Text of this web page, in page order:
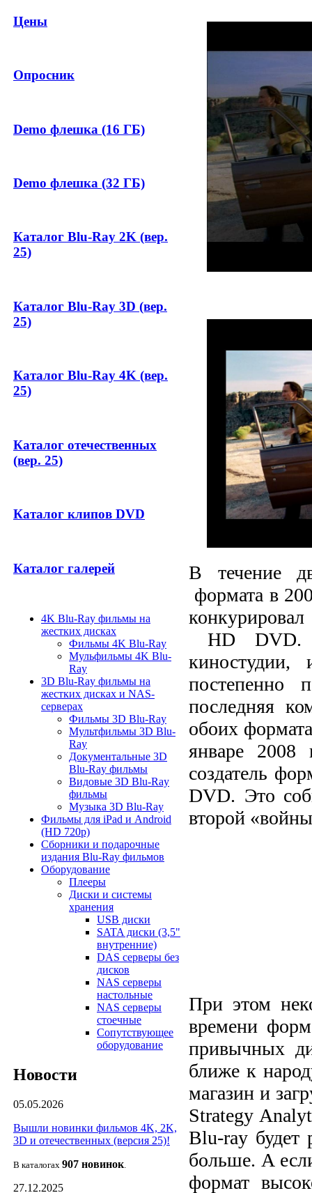
Цены
Опросник
Demo флешка (16 ГБ)
Demo флешка (32 ГБ)
Каталог Blu-Ray 2K (вер.
25)
Каталог Blu-Ray 3D (вер.
25)
Каталог Blu-Ray 4K (вер.
25)
Каталог отечественных
(вер. 25)
Каталог клипов DVD
Каталог галерей
4K Blu-Ray фильмы на
жестких дисках
Фильмы 4K Blu-Ray
Мульфильмы 4K Blu-
Ray
3D Blu-Ray фильмы на
жестких дисках и NAS-
серверах
Фильмы 3D Blu-Ray
Мультфильмы 3D Blu-
Ray
Документальные 3D
Blu-Ray фильмы
Видовые 3D Blu-Ray
фильмы
Музыка 3D Blu-Ray
Фильмы для iPad и Android
(HD 720p)
Сборники и подарочные
издания Blu-Ray фильмов
Оборудование
Плееры
Диски и системы
хранения
USB диски
SATA диски (3,5"
внутренние)
DAS серверы без
дисков
NAS серверы
настольные
NAS серверы
стоечные
Сопутствующее
оборудование
Новости
05.05.2026
Вышли новинки фильмов 4K, 2K,
3D и отечественных (версия 25)!
В каталогах 907 новинок.
27.12.2025
В течение
формата в
HD DVD.
киностудии,
постепенно
последняя
обоих
январе 2008
создатель
DVD. Это
второй
При этом
времени
привычных
ближе к
магазин и
Strategy
Blu-ray будет
больше. А
формат